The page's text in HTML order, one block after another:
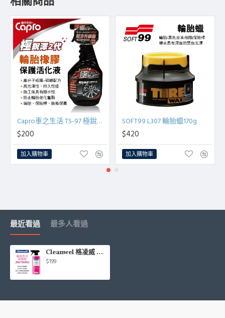
Capro車之生活 TS-97 極銳澤2代 輪胎橡膠保護活化液750ml
$200
加入購物車
SOFT99 L307 輪胎蠟170g
$420
加入購物車
最近看過 最多人看過
Cleanwel 格凌威 輪胎亮光保護劑500ml
$199